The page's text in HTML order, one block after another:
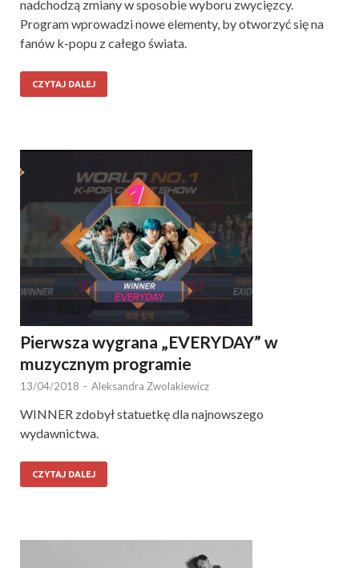
nadchodzą zmiany w sposobie wyboru zwycięzcy.
Program wprowadzi nowe elementy, by otworzyć się na
fanów k-popu z całego świata.
CZYTAJ DALEJ
Pierwsza wygrana „EVERYDAY” w
muzycznym programie
13/04/2018 - Aleksandra Zwolakiewicz
WINNER zdobył statuetkę dla najnowszego
wydawnictwa.
CZYTAJ DALEJ